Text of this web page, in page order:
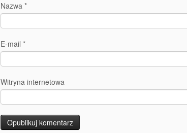
Nazwa *
E-mail *
Witryna internetowa